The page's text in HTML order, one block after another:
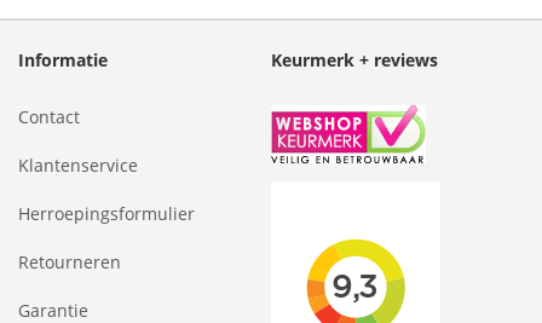
Informatie
Contact
Klantenservice
Herroepingsformulier
Retourneren
Garantie
Keurmerk + reviews